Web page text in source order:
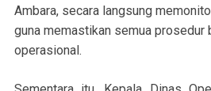
Ambara, secara langsung
guna memastikan semua prosedur
operasional.